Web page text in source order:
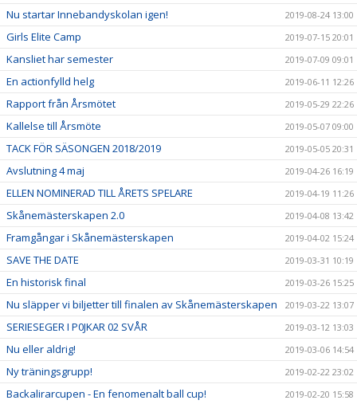
Nu startar Innebandyskolan igen! 2019-08-24 13:00
Girls Elite Camp 2019-07-15 20:01
Kansliet har semester 2019-07-09 09:01
En actionfylld helg 2019-06-11 12:26
Rapport från Årsmötet 2019-05-29 22:26
Kallelse till Årsmöte 2019-05-07 09:00
TACK FÖR SÄSONGEN 2018/2019 2019-05-05 20:31
Avslutning 4 maj 2019-04-26 16:19
ELLEN NOMINERAD TILL ÅRETS SPELARE 2019-04-19 11:26
Skånemästerskapen 2.0 2019-04-08 13:42
Framgångar i Skånemästerskapen 2019-04-02 15:24
SAVE THE DATE 2019-03-31 10:19
En historisk final 2019-03-26 15:25
Nu släpper vi biljetter till finalen av Skånemästerskapen 2019-03-22 13:07
SERIESEGER I P0JKAR 02 SVÅR 2019-03-12 13:03
Nu eller aldrig! 2019-03-06 14:54
Ny träningsgrupp! 2019-02-22 23:02
Backalirarcupen - En fenomenalt ball cup! 2019-02-20 15:58